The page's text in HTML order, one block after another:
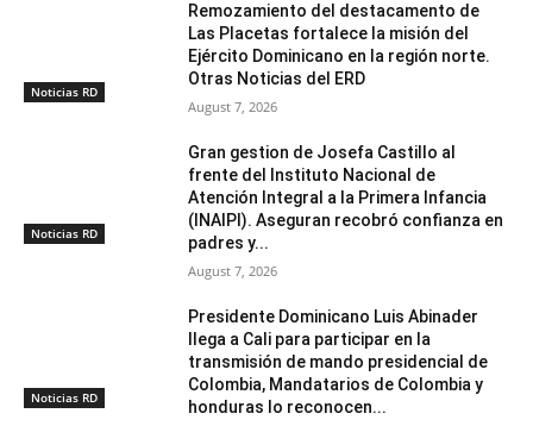
Noticias RD
Remozamiento del destacamento de
Las Placetas fortalece la misión del
Ejército Dominicano en la región norte.
Otras Noticias del ERD
August 7, 2026
Noticias RD
Gran gestion de Josefa Castillo al
frente del Instituto Nacional de
Atención Integral a la Primera Infancia
(INAIPI). Aseguran recobró confianza en
padres y...
August 7, 2026
Noticias RD
Presidente Dominicano Luis Abinader
llega a Cali para participar en la
transmisión de mando presidencial de
Colombia, Mandatarios de Colombia y
honduras lo reconocen...